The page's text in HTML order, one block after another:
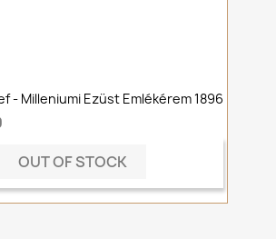
- Milleniumi Ezüst Emlékérem 1896
OUT OF STOCK